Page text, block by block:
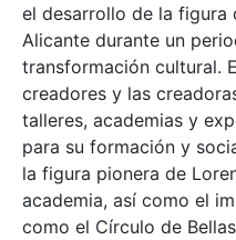
el desarrollo de la figura
Alicante durante un
transformación cultural.
creadores y las
talleres, academias y
para su formación y
la figura pionera de
academia, así como el
como el Círculo de